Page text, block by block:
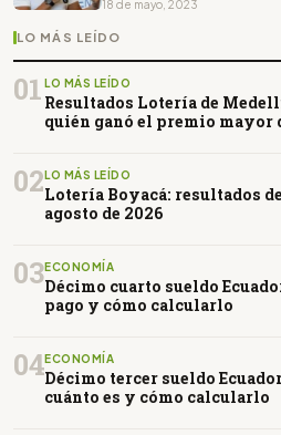
18 de mayo, 2023
LO MÁS LEÍDO
01 LO MÁS LEÍDO
Resultados Lotería de
quién ganó el premio mayor
02LO MÁS LEÍDO
Lotería Boyacá: resultados
agosto de 2026
03ECONOMÍA
Décimo cuarto sueldo
pago y cómo calcularlo
04ECONOMÍA
Décimo tercer sueldo
cuánto es y cómo calcularlo